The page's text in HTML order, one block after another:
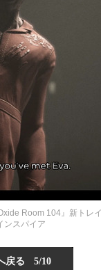
Room 104』新トレ
ンスパイア
戻る 5/10